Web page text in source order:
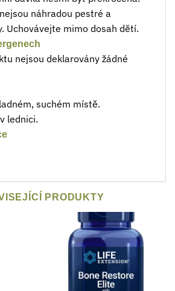
náhradou pestré a
Uchovávejte mimo dosah dětí.
nejsou deklarovány žádné
suchém místě.
lednici.
PRODUKTY